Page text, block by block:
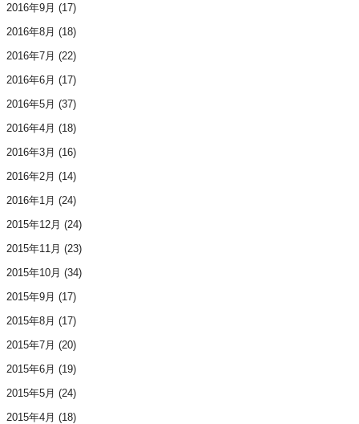
2016年9月 (17)
2016年8月 (18)
2016年7月 (22)
2016年6月 (17)
2016年5月 (37)
2016年4月 (18)
2016年3月 (16)
2016年2月 (14)
2016年1月 (24)
2015年12月 (24)
2015年11月 (23)
2015年10月 (34)
2015年9月 (17)
2015年8月 (17)
2015年7月 (20)
2015年6月 (19)
2015年5月 (24)
2015年4月 (18)